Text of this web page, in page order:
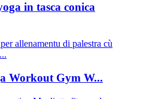
in tasca conica
Workout Gym W...